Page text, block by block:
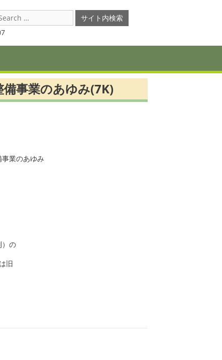
備事業のあゆみ(7K)
業のあゆみ
）の
旧